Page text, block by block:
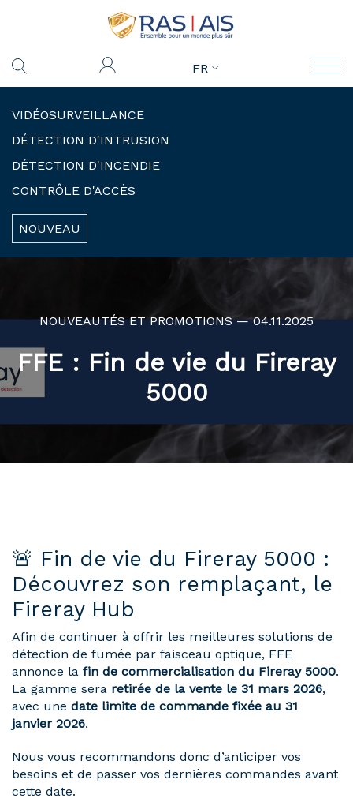
FR
VIDÉOSURVEILLANCE
DÉTECTION D'INTRUSION
DÉTECTION D'INCENDIE
CONTRÔLE D'ACCÈS
NOUVEAU
NOUVEAUTÉS ET PROMOTIONS — 04.11.2025
FFE : Fin de vie du Fireray
5000
🚨 Fin de vie du Fireray 5000 :
Découvrez son remplaçant, le
Fireray Hub
Afin de continuer à offrir les meilleures solutions de
détection de fumée par faisceau optique, FFE
annonce la fin de commercialisation du Fireray 5000.
La gamme sera retirée de la vente le 31 mars 2026,
avec une date limite de commande fixée au 31
janvier 2026.
Nous vous recommandons donc d’anticiper vos
besoins et de passer vos dernières commandes avant
cette date.